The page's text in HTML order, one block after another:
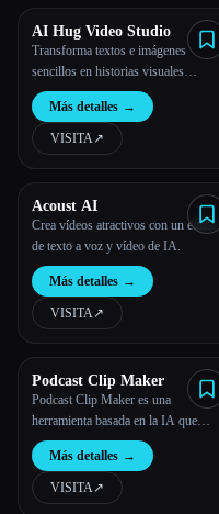
AI Hug Video Studio
Transforma textos e imágenes
sencillos en historias visuales
impresionantes.
Más detalles →
VISITA↗︎
Acoust AI
Crea vídeos atractivos con un editor
de texto a voz y vídeo de IA.
Más detalles →
VISITA↗︎
Podcast Clip Maker
Podcast Clip Maker es una
herramienta basada en la IA que
ayuda a los podcasters y vendedores
a generar automáticamente clips de
podcasts a partir de vídeo y audio
largos.
Más detalles →
VISITA↗︎